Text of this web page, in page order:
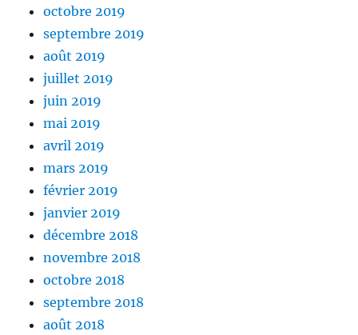
octobre 2019
septembre 2019
août 2019
juillet 2019
juin 2019
mai 2019
avril 2019
mars 2019
février 2019
janvier 2019
décembre 2018
novembre 2018
octobre 2018
septembre 2018
août 2018